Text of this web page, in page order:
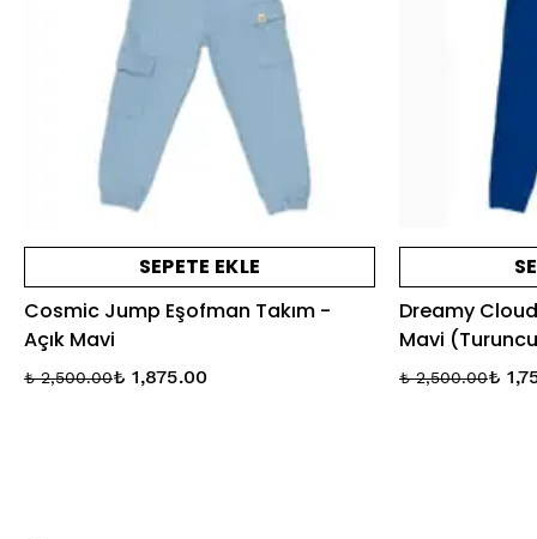
SEPETE EKLE
Cosmic Jump Eşofman Takım -
Açık Mavi
₺ 2,500.00₺ 1,875.00
Dreamy
Mavi
₺ 2,500.00₺